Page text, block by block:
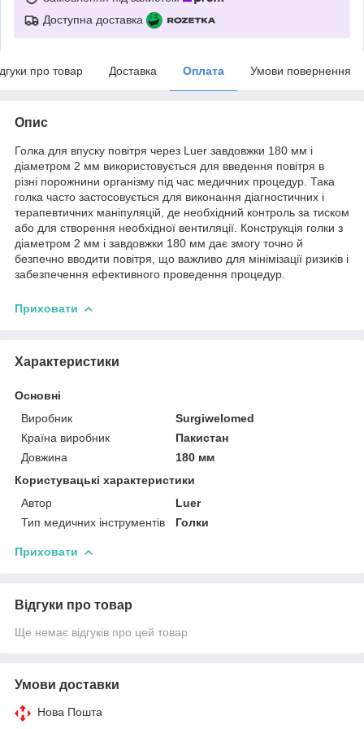
Доступна доставка
про товар Доставка Оплата Умови повернення
Опис
Голка для впуску повітря через Luer завдовжки 180 мм і
діаметром 2 мм використовується для введення повітря в
різні порожнини організму під час медичних процедур. Така
голка часто застосовується для виконання діагностичних і
терапевтичних маніпуляцій, де необхідний контроль за тиском
або для створення необхідної вентиляції. Конструкція голки з
діаметром 2 мм і завдовжки 180 мм дає змогу точно й
безпечно вводити повітря, що важливо для мінімізації ризиків і
забезпечення ефективного проведення процедур.
Приховати
Характеристики
Основні
Виробник
Surgiwelomed
Країна виробник
Пакистан
Довжина
180 мм
Користувацькі характеристики
Автор
Luer
Тип медичних інструментів
Голки
Приховати
Відгуки про товар
Ще немає відгуків про цей товар
Умови доставки
Нова Пошта